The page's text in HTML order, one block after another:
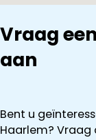
Vraag
aan
Bent u
Haarlem? Vraag